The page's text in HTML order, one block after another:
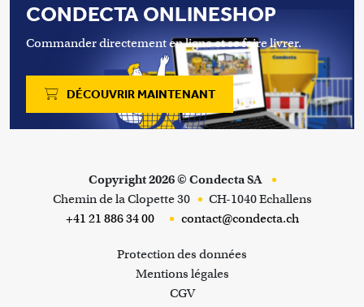
CONDECTA ONLINESHOP
Commander directement en ligne et se faire livrer.
DÉCOUVRIR MAINTENANT
Copyright 2026 © Condecta SA
Chemin de la Clopette 30
CH-1040 Echallens
+41 21 886 34 00
contact@condecta.ch
Footer Info MenuProtection des données
Mentions légales
CGV